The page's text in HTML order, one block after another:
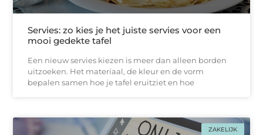
Servies: zo kies je het juiste servies voor een
mooi gedekte tafel
Een nieuw servies kiezen is meer dan alleen borden
uitzoeken. Het materiaal, de kleur en de vorm
bepalen samen hoe je tafel eruitziet en hoe
ZAKELIJK